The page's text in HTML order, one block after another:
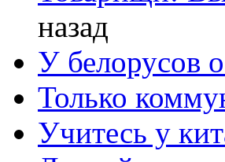
назад
У белорусов
Только
Учитесь у